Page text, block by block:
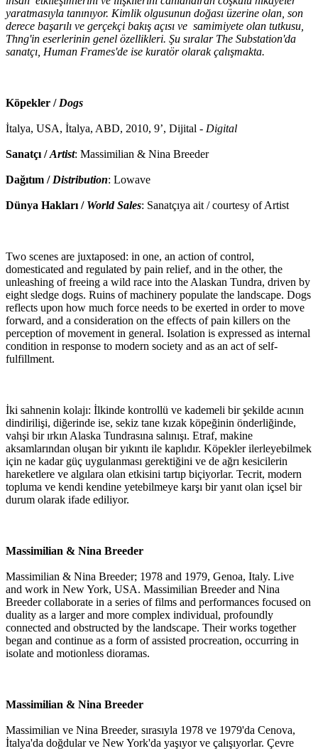
yaratmasıyla tanınıyor. Kimlik olgusunun doğası üzerine olan, son
derece başarılı ve gerçekçi bakış açısı ve samimiyete olan tutkusu,
Thng'in eserlerinin genel özellikleri. Şu sıralar The Substation'da
sanatçı, Human Frames'de ise kuratör olarak çalışmakta.
Köpekler / Dogs
İtalya, USA, İtalya, ABD, 2010, 9’, Dijital - Digital
Sanatçı /Artist: Massimilian & Nina Breeder
Dağıtım / Distribution: Lowave
Dünya Hakları / World Sales: Sanatçıya ait / courtesy of Artist
Two scenes are juxtaposed: in one, an action of control,
domesticated and regulated by pain relief, and in the other, the
unleashing of freeing a wild race into the Alaskan Tundra, driven by
eight sledge dogs. Ruins of machinery populate the landscape. Dogs
reflects upon how much force needs to be exerted in order to move
forward, and a consideration on the effects of pain killers on the
perception of movement in general. Isolation is expressed as internal
condition in response to modern society and as an act of self-
fulfillment.
İki sahnenin kolajı: İlkinde kontrollü ve kademeli bir şekilde acının
dindirilişi, diğerinde ise, sekiz tane kızak köpeğinin önderliğinde,
vahşi bir ırkın Alaska Tundrasına salınışı. Etraf, makine
aksamlarından oluşan bir yıkıntı ile kaplıdır. Köpekler ilerleyebilmek
için ne kadar güç uygulanması gerektiğini ve de ağrı kesicilerin
hareketlere ve algılara olan etkisini tartıp biçiyorlar. Tecrit, modern
topluma ve kendi kendine yetebilmeye karşı bir yanıt olan içsel bir
durum olarak ifade ediliyor.
Massimilian & Nina Breeder
Massimilian & Nina Breeder; 1978 and 1979, Genoa, Italy. Live
and work in New York, USA. Massimilian Breeder and Nina
Breeder collaborate in a series of films and performances focused on
duality as a larger and more complex individual, profoundly
connected and obstructed by the landscape. Their works together
began and continue as a form of assisted procreation, occurring in
isolate and motionless dioramas.
Massimilian & Nina Breeder
Massimilian ve Nina Breeder, sırasıyla 1978 ve 1979'da Cenova,
İtalya'da doğdular ve New York'da yaşıyor ve çalışıyorlar. Çevre